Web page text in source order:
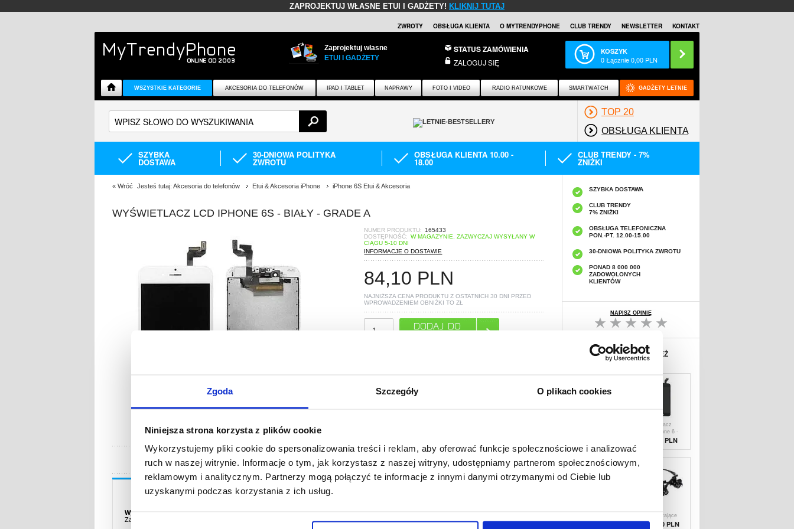
Zgoda Szczegóły O plikach cookies
Niniejsza strona korzysta z plików cookie
Wykorzystujemy pliki cookie do spersonalizowania treści i reklam, aby oferować funkcje społecznościowe i analizować
ruch w naszej witrynie. Informacje o tym, jak korzystasz z naszej witryny, udostępniamy partnerom społecznościowym,
reklamowym i analitycznym. Partnerzy mogą połączyć te informacje z innymi danymi otrzymanymi od Ciebie lub
uzyskanymi podczas korzystania z ich usług.
ZAPROJEKTUJ WŁASNE ETUI I GADŻETY! KLIKNIJ TUTAJ
ZWROTY OBSŁUGA KLIENTA O MYTRENDYPHONE CLUB TRENDY NEWSLETTER KONTAKT
Zaprojektuj własne
ETUI I GADŻETY
STATUS ZAMÓWIENIA
ZALOGUJ SIĘ
KOSZYK
0Łącznie0,00 PLN
WSZYSTKIE KATEGORIE AKCESORIA DO TELEFONÓW IPAD I TABLET NAPRAWY FOTO I VIDEO RADIO RATUNKOWE SMARTWATCH GADŻETY LETNIE
TOP 20
OBSŁUGA KLIENTA
SZYBKA
DOSTAWA
30-DNIOWA POLITYKA
ZWROTU
OBSŁUGA KLIENTA 10.00 -
18.00
CLUB TRENDY - 7%
ZNIŻKI
« Wróć Jesteś tutaj: Akcesoria do telefonów Etui & Akcesoria iPhone iPhone 6S Etui & Akcesoria
WYŚWIETLACZ LCD IPHONE 6S - BIAŁY - GRADE A
NUMER PRODUKTU:
165433
DOSTĘPNOŚĆ: W MAGAZYNIE. ZAZWYCZAJ WYSYŁANY W
CIĄGU 5-10 DNI
INFORMACJE O DOSTAWIE
84,10 PLN
NAJNIŻSZA CENA PRODUKTU Z OSTATNICH 30 DNI PRZED
WPROWADZENIEM OBNIŻKI TOZŁ
PYTANIA? LIVE CHAT
Opis
Wyświetlacz LCD do iPhone’a 6S - Grade A / Klasa A (Część o najwyższej jakości)
Zawiera: szybkę wyświetlacza, ekran dotykowy.
SZYBKA DOSTAWA
CLUB TRENDY
7% ZNIŻKI
OBSŁUGA TELEFONICZNA
PON.-PT. 12.00-15.00
30-DNIOWA POLITYKA ZWROTU
PONAD 8 000 000
ZADOWOLONYCH
KLIENTÓW
NAPISZ OPINIĘ
INNI KUPILI RÓWNIEŻ
Grade A
Wyświetlacz
LCD iPhone 6 -
Czarny - Grade A
84,10 PLN
Bateria
44,60 PLN
Powiększające
9892G - 10X,
101,00 PLN